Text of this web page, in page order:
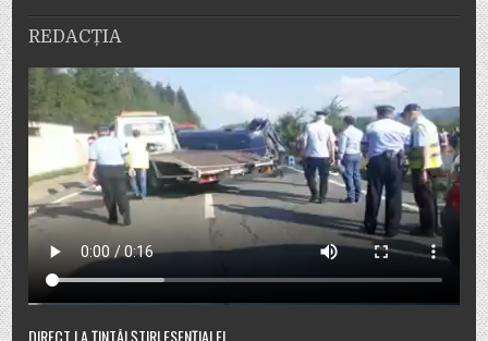
REDACȚIA
DIRECT LA ȚINTĂ! ȘTIRI ESENȚIALE!